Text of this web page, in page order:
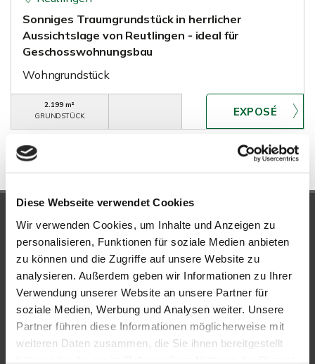
Diese Webseite verwendet Cookies
Wir verwenden Cookies, um Inhalte und Anzeigen zu
personalisieren, Funktionen für soziale Medien anbieten
zu können und die Zugriffe auf unsere Website zu
analysieren. Außerdem geben wir Informationen zu Ihrer
Verwendung unserer Website an unsere Partner für
soziale Medien, Werbung und Analysen weiter. Unsere
Partner führen diese Informationen möglicherweise mit
weiteren Daten zusammen, die Sie ihnen bereitgestellt
haben oder die sie im Rahmen Ihrer Nutzung der Dienste
Sonniges Traumgrundstück in herrlicher
Aussichtslage von Reutlingen - ideal für
Geschosswohnungsbau
Wohngrundstück
2.199 m²
GRUNDSTÜCK
UNSERE PARTNER &
AUSZEICHNUNGEN